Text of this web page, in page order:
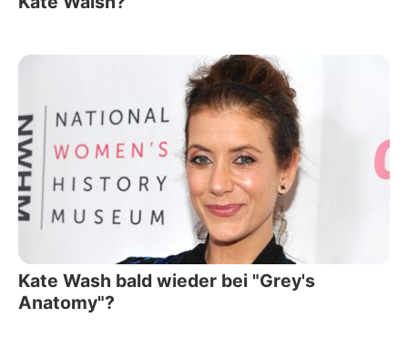
Kate Wash bald wieder bei "Grey's
Anatomy"?